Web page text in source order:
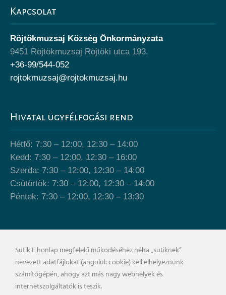
Kapcsolat
Röjtökmuzsaj Község Önkormányzata
9451 Röjtökmuzsaj Röjtöki utca 193.
+36-99/544-052
rojtokmuzsaj@rojtokmuzsaj.hu
Hivatal ügyfélfogási rend
Hétfő: 7:30 – 12:00, 12:30 – 14:00
Kedd: 7:30 – 12:00, 12:30 – 16:00
Szerda: 7:30 – 12:00, 12:30 – 14:00
Csütörtök: 7:30 – 12:00, 12:30 – 14:00
Péntek: 7:30 – 12:00, 12:30 – 13:30
Sütik E honlap megfelelő működéséhez néha „sütiknek”
nevezett adatfájlokat (angolul: cookie) kell elhelyeznünk
számítógépén, ahogy azt más nagy webhelyek és
internetszolgáltatók is teszik.